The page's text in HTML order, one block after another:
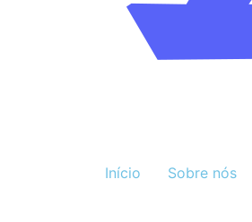
Início Sobre nós